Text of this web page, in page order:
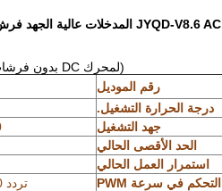
JYQD-V8.6 AC المدخلات عالية الجهد فرش لوحة سائق المحرك
(لمحرك DC بدون فرشات)
رقم الموديل
درجة الحرارة التشغيل.
جهد التشغيل
الحد الأقصى الحالي
استمرار العمل الحالي
التحكم في سرعة PWM
تردد PWM: 1-20 كيلو هرتز ؛دورة العمل 0-100٪